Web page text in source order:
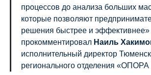
процессов до анализа больших
которые позволяют
решения быстрее и
прокомментировал Наиль
исполнительный директор
регионального отделения